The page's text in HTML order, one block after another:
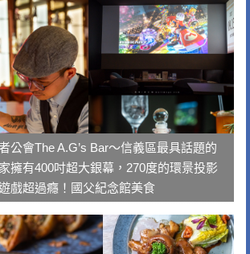
公會The A.G’s Bar～信義區最具話題的
擁有400吋超大銀幕，270度的環景投影
戲超過癮！國父紀念館美食